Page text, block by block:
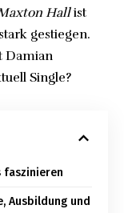
Hallist
gestiegen.
Damian
Single?
faszinieren
Ausbildung und